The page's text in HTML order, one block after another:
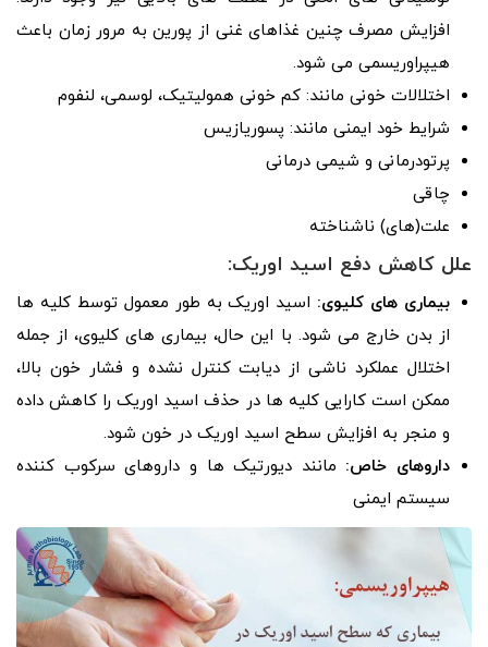
افزایش مصرف چنین غذاهای غنی از پورین به مرور زمان باعث
هیپراوریسمی می شود.
اختلالات خونی مانند: کم خونی همولیتیک، لوسمی، لنفوم
شرایط خود ایمنی مانند: پسوریازیس
پرتودرمانی و شیمی درمانی
چاقی
علت(های) ناشناخته
علل کاهش دفع اسید اوریک:
بیماری های کلیوی: اسید اوریک به طور معمول توسط کلیه ها
از بدن خارج می شود. با این حال، بیماری های کلیوی، از جمله
اختلال عملکرد ناشی از دیابت کنترل نشده و فشار خون بالا،
ممکن است کارایی کلیه ها در حذف اسید اوریک را کاهش داده
و منجر به افزایش سطح اسید اوریک در خون شود.
داروهای خاص: مانند دیورتیک ها و داروهای سرکوب کننده
سیستم ایمنی